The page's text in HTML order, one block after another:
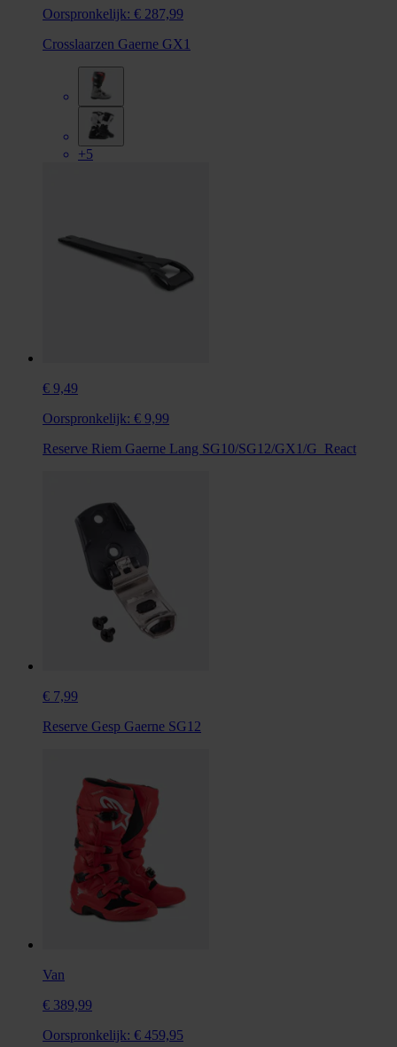
Oorspronkelijk: € 287,99
Crosslaarzen Gaerne GX1
+5
€ 9,49
Oorspronkelijk: € 9,99
Reserve Riem Gaerne Lang SG10/SG12/GX1/G_React
€ 7,99
Reserve Gesp Gaerne SG12
Van
€ 389,99
Oorspronkelijk: € 459,95